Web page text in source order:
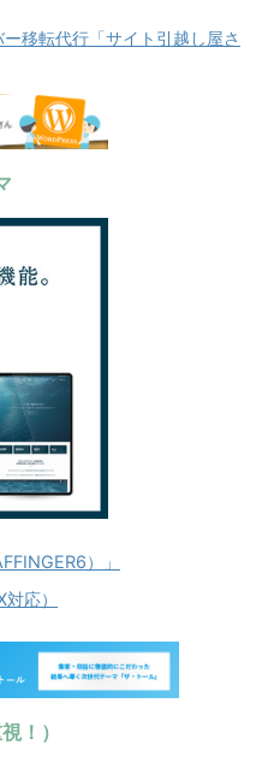
移転代行「サイト引越し屋さ
）」
応）
！）